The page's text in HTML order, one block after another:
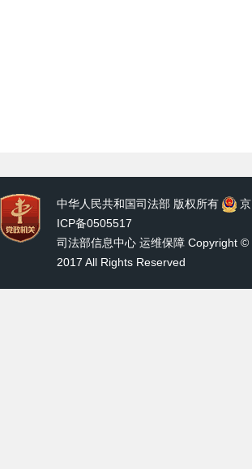
中华人民共和国司法部 版权所有
京
ICP备0505517
司法部信息中心 运维保障 Copyright ©
2017 All Rights Reserved